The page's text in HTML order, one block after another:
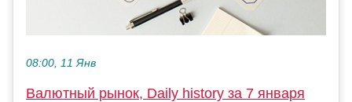
08:00, 11 Янв
Валютный рынок, Daily history за 7 января